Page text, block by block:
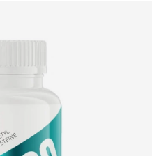
600, 90 caps